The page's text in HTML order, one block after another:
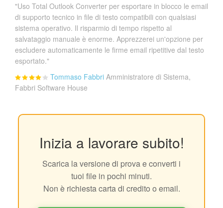
"Uso Total Outlook Converter per esportare in blocco le email
di supporto tecnico in file di testo compatibili con qualsiasi
sistema operativo. Il risparmio di tempo rispetto al
salvataggio manuale è enorme. Apprezzerei un'opzione per
escludere automaticamente le firme email ripetitive dal testo
esportato."
Tommaso Fabbri Amministratore di Sistema,
Fabbri Software House
Inizia a lavorare subito!
Scarica la versione di prova e converti i
tuoi file in pochi minuti.
Non è richiesta carta di credito o email.